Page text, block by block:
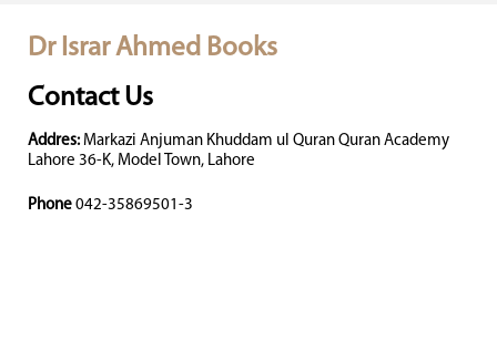
Dr Israr Ahmed Books
Contact Us
Addres: Markazi Anjuman Khuddam ul Quran Quran Academy
Lahore 36-K, Model Town, Lahore
Phone 042-35869501-3